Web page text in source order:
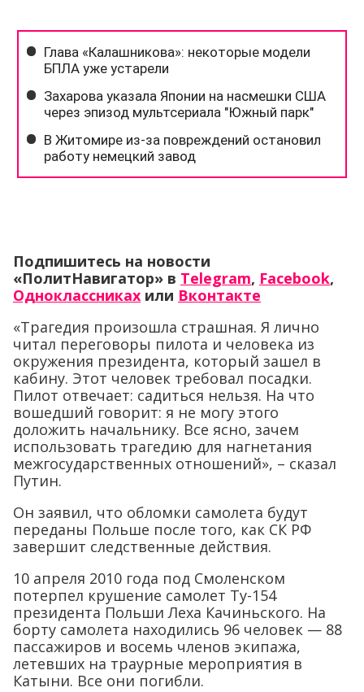
Подпишитесь на новости
«ПолитНавигатор» в Telegram, Facebook,
Одноклассниках или Вконтакте
«Трагедия произошла страшная. Я лично
читал переговоры пилота и человека из
окружения президента, который зашел в
кабину. Этот человек требовал посадки.
Пилот отвечает: садиться нельзя. На что
вошедший говорит: я не могу этого
доложить начальнику. Все ясно, зачем
использовать трагедию для нагнетания
межгосударственных отношений», – сказал
Путин.
Он заявил, что обломки самолета будут
переданы Польше после того, как СК РФ
завершит следственные действия.
10 апреля 2010 года под Смоленском
потерпел крушение самолет Ту-154
президента Польши Леха Качиньского. На
борту самолета находились 96 человек — 88
пассажиров и восемь членов экипажа,
летевших на траурные мероприятия в
Катыни. Все они погибли.